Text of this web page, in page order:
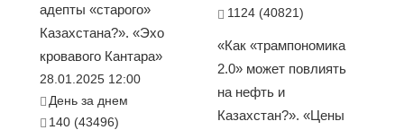
адепты «старого»
Казахстана?». «Эхо
кровавого Кантара»
28.01.2025 12:00
День за днем
140 (43496)
1124 (40821)
«Как «трампономика
2.0» может повлиять
на нефть и
Казахстан?». «Цены